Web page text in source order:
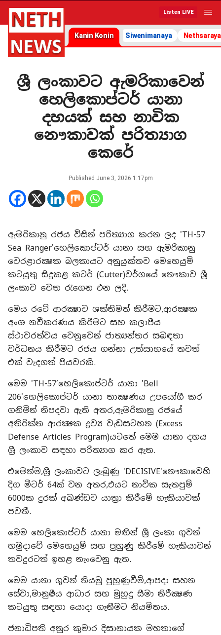
Listen LIVE
Kanin Konin Siwenimanaya Nethsaraya
ශ්‍රී ලංකාවට ඇමරිකාවෙන්
හෙලිකොප්ටර් යානා
දහයක් සහ නාවික
නෞකාවක් පරිත්‍යාග
කෙරේ
Published June 3, 2026 1:17pm
ඇමරිකානු රජය විසින් පරිත්‍යාග කරන ලද 'TH-57
Sea Ranger'හෙලිකොප්ටර් යානා සහ ඇමරිකානු
වෙරළාරක්‍ෂක බලකායට අනුයුක්තව මෙහෙයුම්
කටයුතු සිදුකළ කටර් (Cutter)වර්ගයේ නෞකාව ශ්‍රී
ලංකාව වෙත රැගෙන එන ලදි.
මෙය රටේ ආරක්‍ෂාව ශක්තිමත් කිරීමට,ආරක්‍ෂක
අංශ නවීකරණය කිරීමට සහ කලාපීය
ස්ථාවරත්වය වෙනුවෙන් ජාත්‍යන්තර සබඳතා
වර්ධනය කිරීමට රජය ගන්නා උත්සාහයේ තවත්
එක් වැදගත් පියවරකි.
මෙම 'TH-57’හෙලිකොප්ටර් යානා 'Bell
206'හෙලිකොප්ටර් යානා තාක්‍ෂණය උපයෝගී කර
ගනිමින් නිපදවා ඇති අතර,ඇමරිකානු රජයේ
අතිරික්ත ආරක්‍ෂක ද්‍රව්‍ය වැඩසටහන (Excess
Defense Articles Program)යටතේ මෙම යානා දහය
ශ්‍රී ලංකාව සඳහා පරිත්‍යාග කර ඇත.
එමෙන්ම,ශ්‍රී ලංකාවට ලැබුණු 'DECISIVE'නෞකාවෙහි
දිග මීටර් 64ක් වන අතර,එයට නාවික සැතපුම්
6000ක දුරක් අඛණ්ඩව යාත්‍රා කිරීමේ හැකියාවක්
පවතී.
මෙම හෙලිකොප්ටර් යානා මඟින් ශ්‍රී ලංකා ගුවන්
හමුදාවේ මෙහෙයුම් සහ පුහුණු කිරීමේ හැකියාවන්
තවදුරටත් ඉහළ නැංවෙනු ඇත.
මෙම යානා ගුවන් නියමු පුහුණුවීම්,ආපදා සහන
සේවා,මානුෂීය ආධාර සහ මුහුදු සීමා නිරීක්‍ෂණ
කටයුතු සඳහා යොදා ගැනීමට නියමිතය.
ජනාධිපති අනුර කුමාර දිසානායක මහතාගේ